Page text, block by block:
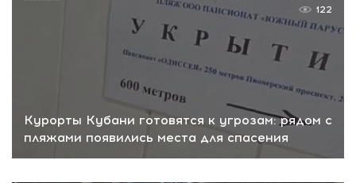
Курорты Кубани готовятся к угрозам: рядом с
пляжами появились места для спасения
122